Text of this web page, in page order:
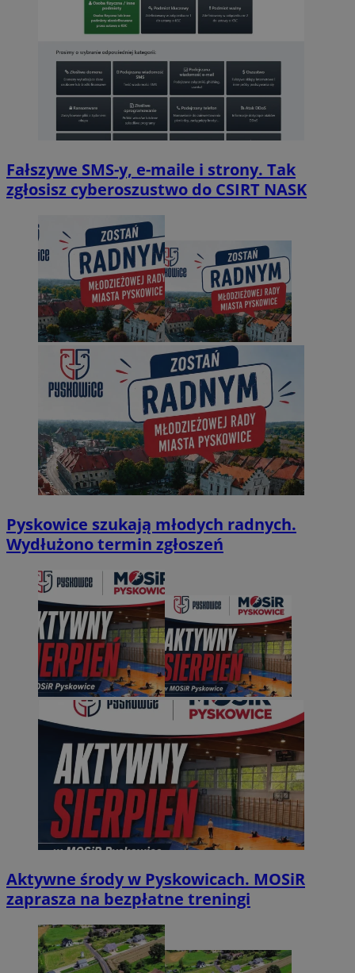
Fałszywe SMS-y, e-maile i strony. Tak
zgłosisz cyberoszustwo do CSIRT NASK
Pyskowice szukają młodych radnych.
Wydłużono termin zgłoszeń
Aktywne środy w Pyskowicach. MOSiR
zaprasza na bezpłatne treningi